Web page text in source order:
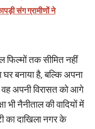
संग ग्रामीणों ने
फिल्मों तक सीमित नहीं
बनाया है, बल्कि अपना
वह अपनी विरासत को आगे
भी नैनीताल की वादियों में
का दाखिला नगर के